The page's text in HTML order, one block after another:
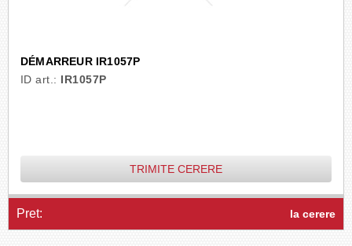
DÉMARREUR IR1057P
ID art.: IR1057P
TRIMITE CERERE
Pret: la cerere